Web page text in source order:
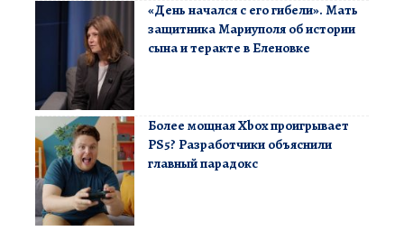
«День начался с его гибели». Мать
защитника Мариуполя об истории
сына и теракте в Еленовке
Более мощная Xbox проигрывает
PS5? Разработчики объяснили
главный парадокс